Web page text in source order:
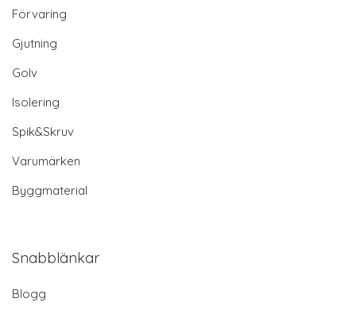
Förvaring
Gjutning
Golv
Isolering
Spik&Skruv
Varumärken
Byggmaterial
Snabblänkar
Blogg